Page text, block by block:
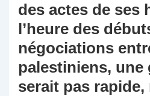
des actes de ses
l’heure des
négociations
palestiniens, une
serait pas